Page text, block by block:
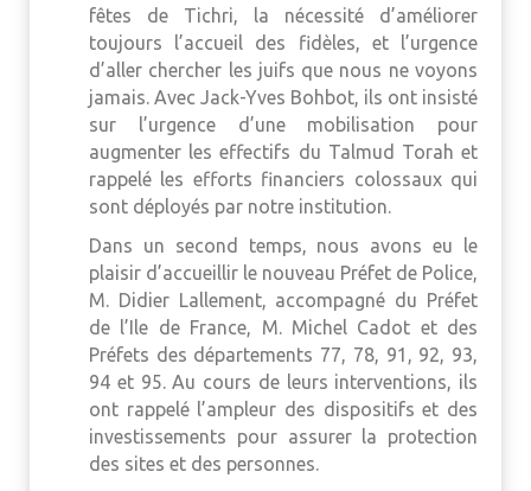
fêtes de Tichri, la nécessité d’améliorer
toujours l’accueil des fidèles, et l’urgence
d’aller chercher les juifs que nous ne voyons
jamais. Avec Jack-Yves Bohbot, ils ont insisté
sur l’urgence d’une mobilisation pour
augmenter les effectifs du Talmud Torah et
rappelé les efforts financiers colossaux qui
sont déployés par notre institution.
Dans un second temps, nous avons eu le
plaisir d’accueillir le nouveau Préfet de Police,
M. Didier Lallement, accompagné du Préfet
de l’Ile de France, M. Michel Cadot et des
Préfets des départements 77, 78, 91, 92, 93,
94 et 95. Au cours de leurs interventions, ils
ont rappelé l’ampleur des dispositifs et des
investissements pour assurer la protection
des sites et des personnes.